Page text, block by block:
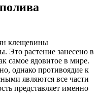
клещевины
Это растение занесено в
самое ядовитое в мире.
однако противоядие к
являются все части
представляет именно